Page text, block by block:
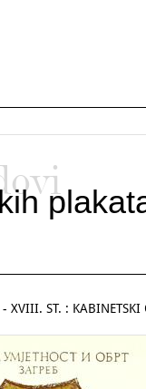
XVIII. ST. :